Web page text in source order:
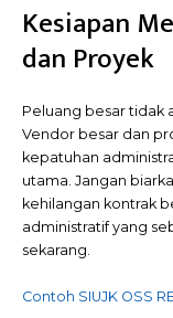
Kesiapan
dan Proyek
Peluang besar tidak
Vendor besar dan
kepatuhan
utama. Jangan
kehilangan kontrak
administratif yang
sekarang.
Contoh SIUJK OSS